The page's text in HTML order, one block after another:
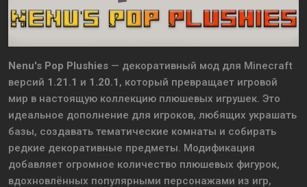
Nenu's Pop Plushies — декоративный мод для Minecraft
версий 1.21.1 и 1.20.1 , который превращает игровой
мир в настоящую коллекцию плюшевых игрушек. Это
идеальное дополнение для игроков, любящих украшать
базы, создавать тематические комнаты и собирать
редкие декоративные предметы. Модификация
добавляет огромное количество плюшевых фигурок,
вдохновлённых популярными персонажами из игр,